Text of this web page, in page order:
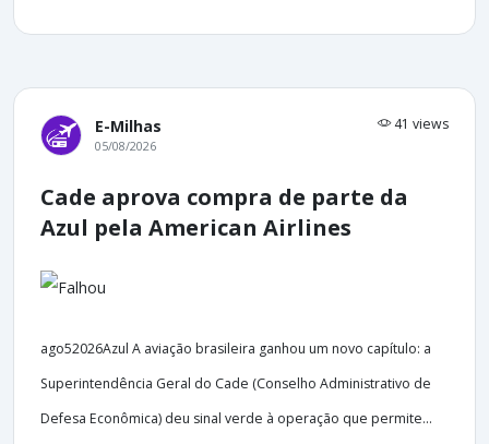
E-Milhas 41 views
05/08/2026
Cade aprova compra de parte da
Azul pela American Airlines
ago52026Azul A aviação brasileira ganhou um novo capítulo: a
Superintendência Geral do Cade (Conselho Administrativo de
Defesa Econômica) deu sinal verde à operação que permite...